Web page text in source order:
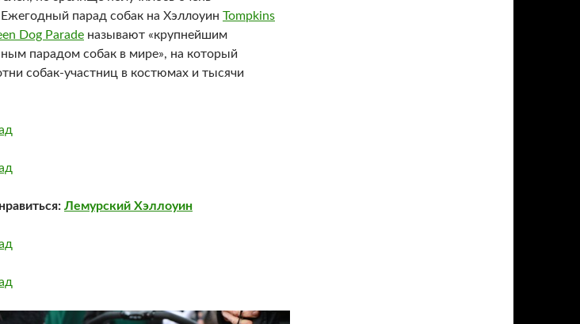
парад собак на Хэллоуин Tompkins
Dog Parade называют «крупнейшим
парадом собак в мире», на который
собак-участниц в костюмах и тысячи
Лемурский Хэллоуин